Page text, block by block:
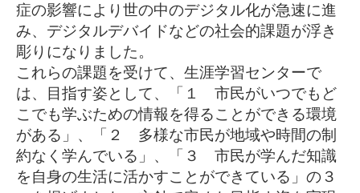
症の影響により世の中のデジタル化が急速に進
み、デジタルデバイドなどの社会的課題が浮き
彫りになりました。
これらの課題を受けて、生涯学習センターで
は、目指す姿として、
「１ 市民がいつでもど
こでも学ぶための情報を得ることができる環境
がある」、「２ 多様な市民が地域や時間の制
約なく学んでいる」、「３ 市民が学んだ知識
を自身の生活に活かすことができている」の３